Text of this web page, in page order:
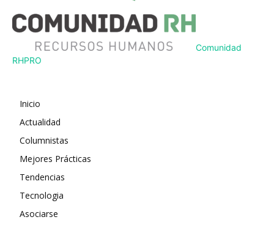
Comunidad
RHPRO
Inicio
Actualidad
Columnistas
Mejores Prácticas
Tendencias
Tecnologia
Asociarse